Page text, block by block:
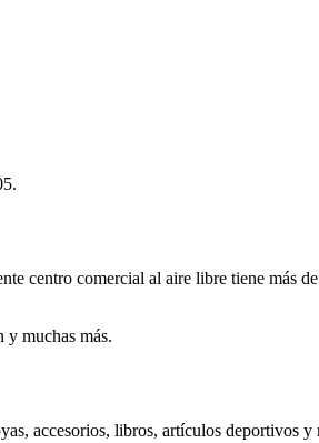
centro comercial al aire libre tiene más
muchas más.
accesorios, libros, artículos deportivos y